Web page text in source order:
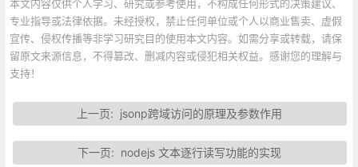
本文内容仅供个人学习、研究或参考使用，不构成任何形式的决策建议、
专业指导或法律依据。未经授权，禁止任何单位或个人以商业售卖、虚假
宣传、侵权传播等非学习研究目的使用本文内容。如需分享或转载，请保
留原文来源信息，不得篡改、删减内容或侵犯相关权益。感谢您的理解与
支持！
上一页: jsonp跨域访问的原理及参数作用
下一页: nodejs 文本逐行读写功能的实现